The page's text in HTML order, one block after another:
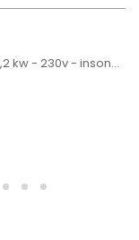
Groupe electrogene 2,2 kw - 230v - insonorise auto-regule inverter